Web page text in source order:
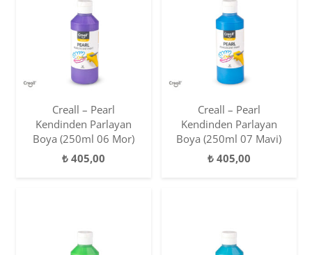
Creall – Pearl
Kendinden Parlayan
Boya (250ml 06 Mor)
₺405,00
Creall – Pearl
Kendinden Parlayan
Boya (250ml 07 Mavi)
₺405,00